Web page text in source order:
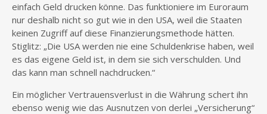
einfach Geld drucken könne. Das funktioniere im Euroraum
nur deshalb nicht so gut wie in den USA, weil die Staaten
keinen Zugriff auf diese Finanzierungsmethode hätten.
Stiglitz: „Die USA werden nie eine Schuldenkrise haben, weil
es das eigene Geld ist, in dem sie sich verschulden. Und
das kann man schnell nachdrucken.“
Ein möglicher Vertrauensverlust in die Währung schert ihn
ebenso wenig wie das Ausnutzen von derlei „Versicherung“